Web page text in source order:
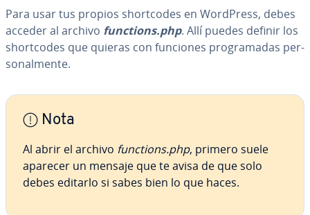
Para usar tus propios sho­r­t­co­des en WordPress, debes
acceder al archivo functions.php. Allí puedes definir los
sho­r­t­co­des que quieras con funciones pro­gra­ma­das pe­r­
so­na­l­me­n­te.
Nota
Al abrir el archivo functions.php, primero suele
aparecer un mensaje que te avisa de que solo
debes editarlo si sabes bien lo que haces.